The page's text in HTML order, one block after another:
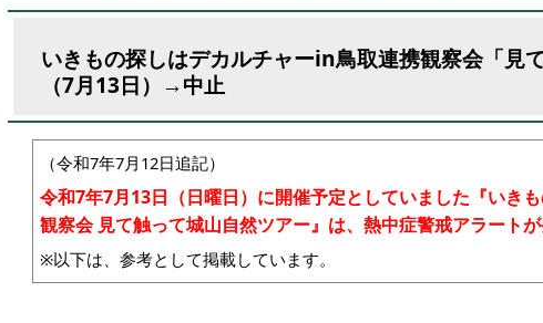
いきもの探しはデカルチャーin鳥取連携観察会「見
（7月13日）→中止
（令和7年7月12日追記）
令和7年7月13日（日曜日）に開催予定としていました『いき
観察会 見て触って城山自然ツアー』は、熱中症警戒アラート
※以下は、参考として掲載しています。